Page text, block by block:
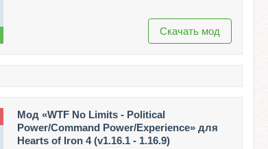
Скачать мод
Мод «WTF No Limits - Political
Power/Command Power/Experience» для
Hearts of Iron 4 (v1.16.1 - 1.16.9)